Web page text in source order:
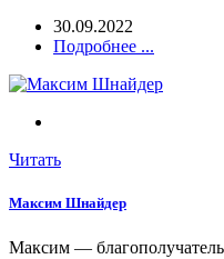
30.09.2022
Подробнее ...
Читать
Максим Шнайдер
Максим —